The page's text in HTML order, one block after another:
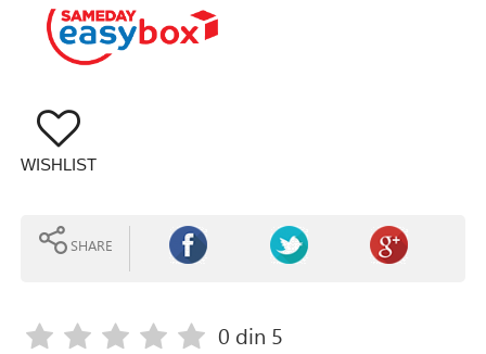
WISHLIST
SHARE
0 din 5